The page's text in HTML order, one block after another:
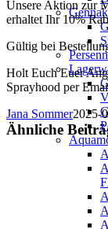
Unsere Aktion zur
erhaltet Ihr 10%
Gültig bei
Holt Euch Euer
Sprayhood per
Jana Sommer2025-
Ähnliche